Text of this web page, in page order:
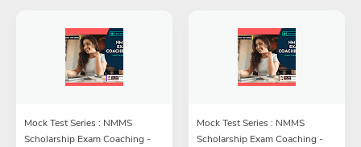
Mock Test Series : NMMS
Scholarship Exam Coaching -
Mock Test Series : NMMS
Scholarship Exam Coaching -